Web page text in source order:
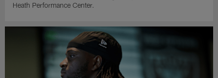
Heath Performance Center.